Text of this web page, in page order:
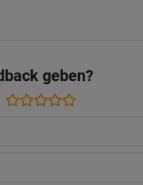
geben?